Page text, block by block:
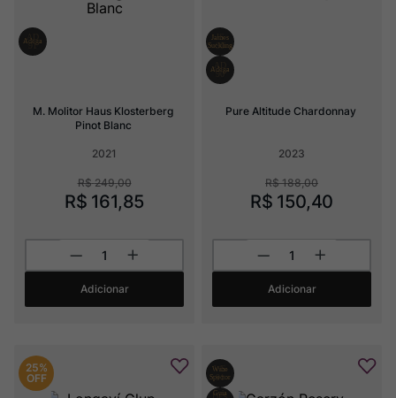
M. Molitor Haus Klosterberg
Pinot Blanc
2021
R$ 249,00
R$ 161,85
Adicionar
Pure Altitude Chardonnay
2023
R$ 188,00
R$ 150,40
Adicionar
25%
OFF